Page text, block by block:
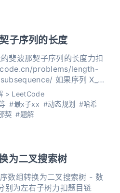
子序列的长度
斐波那契子序列的长度力扣
problems/length-
如果序列 X_1,
，就说它是 斐波那契
对于所有 i + 2
> LeetCode
#最x子xx #动态规划
#哈希
契 #题解
为二叉搜索树
数组转换为二叉搜索树 - 数
别为左右子树力扣题目链